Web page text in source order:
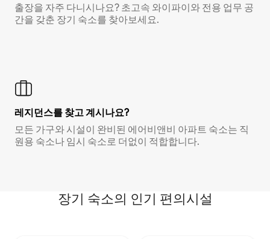
출장을 자주 다니시나요? 초고속 와이파이와 전용 업무 공
간을 갖춘 장기 숙소를 찾아보세요.
레지던스를 찾고 계시나요?
모든 가구와 시설이 완비된 에어비앤비 아파트 숙소는 직
원용 숙소나 임시 숙소로 더없이 적합합니다.
장기 숙소의 인기 편의시설